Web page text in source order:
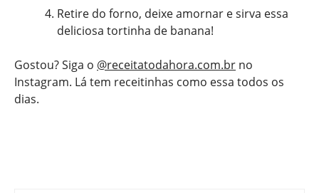
Retire do forno, deixe amornar e sirva essa
deliciosa tortinha de banana!
Gostou? Siga o @receitatodahora.com.br no
Instagram. Lá tem receitinhas como essa todos os
dias.